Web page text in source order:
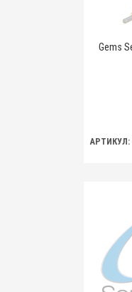
Gems
АРТИКУЛ: